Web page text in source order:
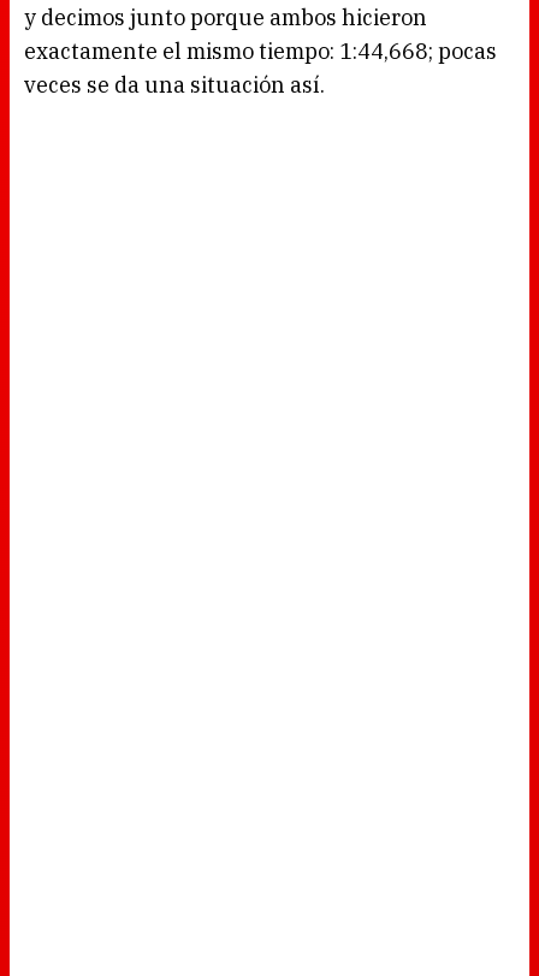
y decimos junto porque ambos hicieron
exactamente el mismo tiempo: 1:44,668; pocas
veces se da una situación así.